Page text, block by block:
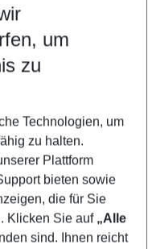
um
zu
Technologien, um
zu halten.
Plattform
bieten sowie
die für Sie
Klicken Sie auf „Alle
sind. Ihnen reicht